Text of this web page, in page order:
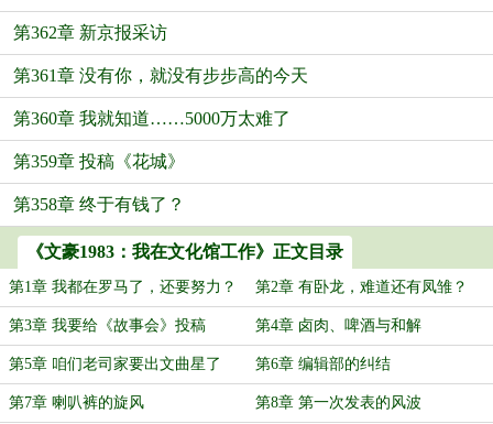
第362章 新京报采访
第361章 没有你，就没有步步高的今天
第360章 我就知道……5000万太难了
第359章 投稿《花城》
第358章 终于有钱了？
《文豪1983：我在文化馆工作》正文目录
第1章 我都在罗马了，还要努力？ 第2章 有卧龙，难道还有凤雏？
第3章 我要给《故事会》投稿 第4章 卤肉、啤酒与和解
第5章 咱们老司家要出文曲星了 第6章 编辑部的纠结
第7章 喇叭裤的旋风 第8章 第一次发表的风波